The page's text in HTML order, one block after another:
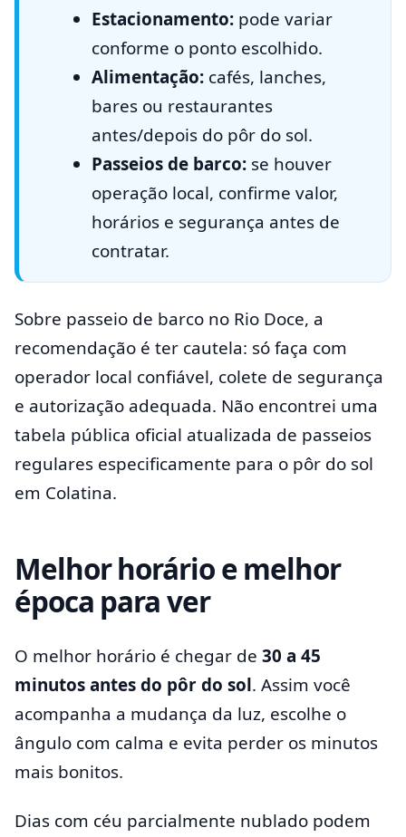
Estacionamento: pode variar
conforme o ponto escolhido.
Alimentação: cafés, lanches,
bares ou restaurantes
antes/depois do pôr do sol.
Passeios de barco: se houver
operação local, confirme valor,
horários e segurança antes de
contratar.
Sobre passeio de barco no Rio Doce, a
recomendação é ter cautela: só faça com
operador local confiável, colete de segurança
e autorização adequada. Não encontrei uma
tabela pública oficial atualizada de passeios
regulares especificamente para o pôr do sol
em Colatina.
Melhor horário e melhor
época para ver
O melhor horário é chegar de 30 a 45
minutos antes do pôr do sol. Assim você
acompanha a mudança da luz, escolhe o
ângulo com calma e evita perder os minutos
mais bonitos.
Dias com céu parcialmente nublado podem